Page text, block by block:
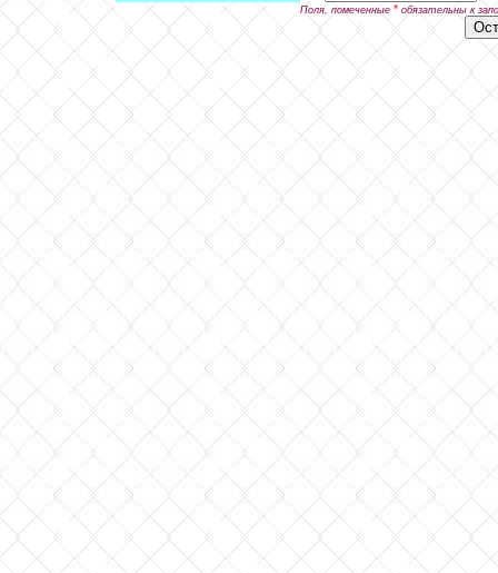
Поля, помеченные * обязательны к